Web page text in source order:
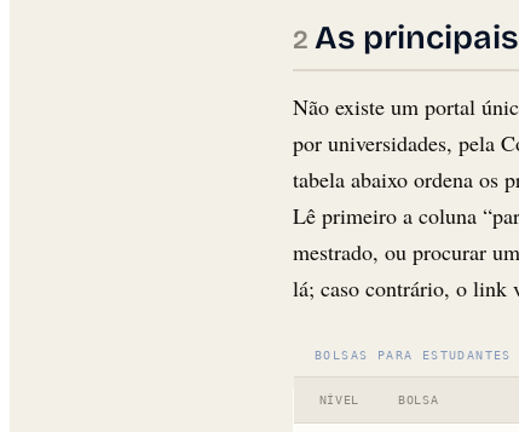
As
Não existe um portal
por universidades, pela
tabela abaixo ordena os
Lê primeiro a coluna
mestrado, ou procurar
lá; caso contrário, o link
BOLSAS PARA
NÍVEL BOLSA